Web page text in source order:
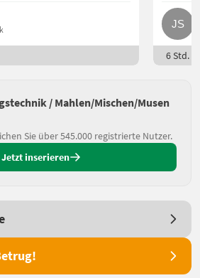
6 Std.
/ Mahlen/Mischen/Musen
Sie über 545.000 registrierte Nutzer.
Jetzt inserieren